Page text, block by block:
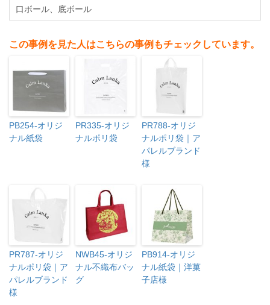
口ボール、底ボール
この事例を見た人はこちらの事例もチェックしています。
PB254-オリジ
ナル紙袋
PR335-オリジ
ナルポリ袋
PR788-オリジ
ナルポリ袋｜ア
パレルブランド
様
PR787-オリジ
ナルポリ袋｜ア
パレルブランド
様
NWB45-オリジ
ナル不織布バッ
グ
PB914-オリジ
ナル紙袋｜洋菓
子店様